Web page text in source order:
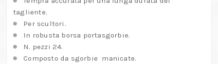
tagliente.
Per scultori.
In robusta borsa portasgorbie.
N. pezzi 24.
Composto da sgorbie manicate.